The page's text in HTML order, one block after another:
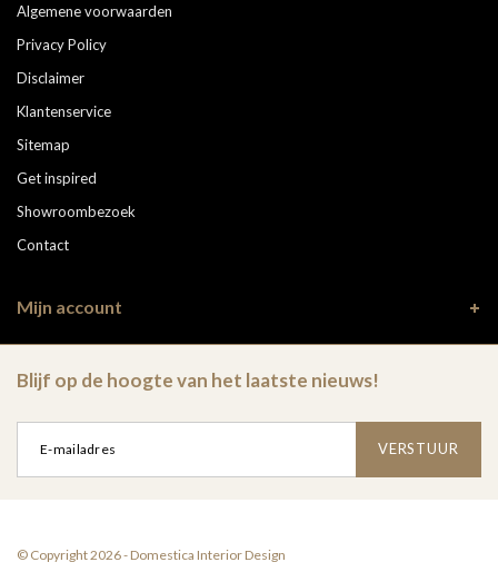
Algemene voorwaarden
Privacy Policy
Disclaimer
Klantenservice
Sitemap
Get inspired
Showroombezoek
Contact
Mijn account
Blijf op de hoogte van het laatste nieuws!
VERSTUUR
© Copyright 2026 - Domestica Interior Design